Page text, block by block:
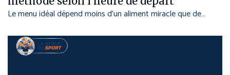
Le menu idéal dépend moins d’un aliment miracle que de…